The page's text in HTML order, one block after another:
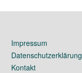
Impressum
Datenschutzerklärung
Kontakt